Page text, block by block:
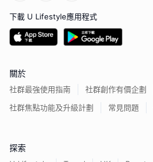
下載 U Lifestyle應用程式
關於
社群最強使用指南
社群創作有價企劃
社群焦點功能及升級計劃
常見問題
探索